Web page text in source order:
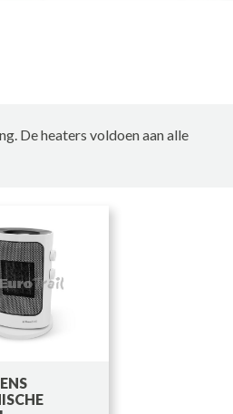
De heaters voldoen aan alle